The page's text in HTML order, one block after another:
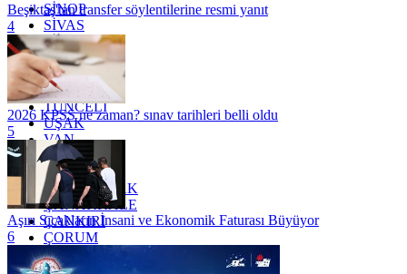
SİNOP
SİVAS
SİİRT
TEKİRDAĞ
TOKAT
TRABZON
TUNCELİ
UŞAK
VAN
YALOVA
YOZGAT
ZONGULDAK
ÇANAKKALE
ÇANKIRI
ÇORUM
İSTANBUL
İZMİR
Beşiktaş'tan transfer söylentilerine resmi yanıt
4
2026 KPSS ne zaman? sınav tarihleri belli oldu
5
Aşırı Sıcakların İnsani ve Ekonomik Faturası Büyüyor
6